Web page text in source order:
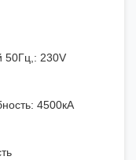
50Гц,: 230V
4500кА